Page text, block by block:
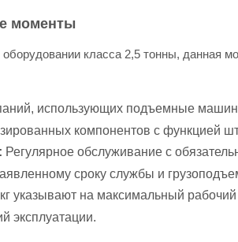
моменты
класса 2,5 тонны, данная
использующих подъемные
компонентов с функцией
Регулярное обслуживание с
сроку службы и
указывают на максимальный
эксплуатации.